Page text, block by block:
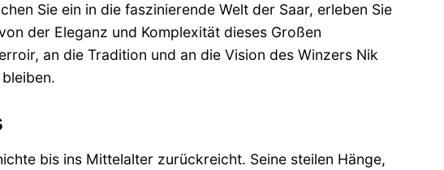
Sie ein in die faszinierende Welt der Saar, erleben Sie
der Eleganz und Komplexität dieses Großen
an die Tradition und an die Vision des Winzers Nik
bis ins Mittelalter zurückreicht. Seine steilen Hänge,